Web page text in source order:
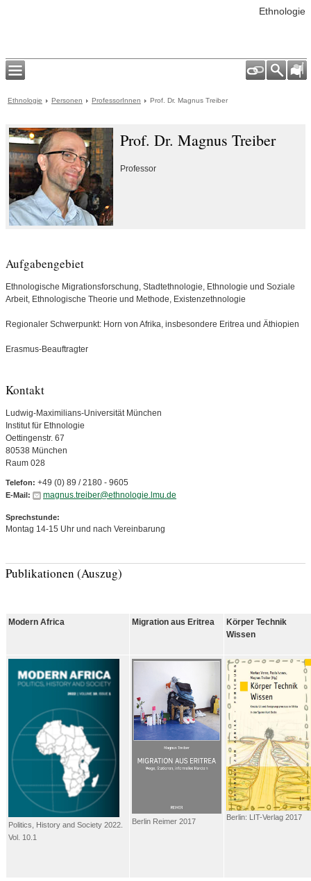
Ethnologie
Ethnologie Personen ProfessorInnen Prof. Dr. Magnus Treiber
Prof. Dr. Magnus Treiber
Professor
Aufgabengebiet
Ethnologische Migrationsforschung, Stadtethnologie, Ethnologie und Soziale
Arbeit, Ethnologische Theorie und Methode, Existenzethnologie
Regionaler Schwerpunkt: Horn von Afrika, insbesondere Eritrea und Äthiopien
Erasmus-Beauftragter
Kontakt
Ludwig-Maximilians-Universität München
Institut für Ethnologie
Oettingenstr. 67
80538 München
Raum 028
Telefon: +49 (0) 89 / 2180 - 9605
E-Mail: magnus.treiber@ethnologie.lmu.de
Sprechstunde:
Montag 14-15 Uhr und nach Vereinbarung
Publikationen (Auszug)
Modern Africa Migration aus Eritrea
Körper Technik
Wissen
Politics, History and Society 2022.
Vol. 10.1
Berlin Reimer 2017 Berlin: LIT-Verlag 2017